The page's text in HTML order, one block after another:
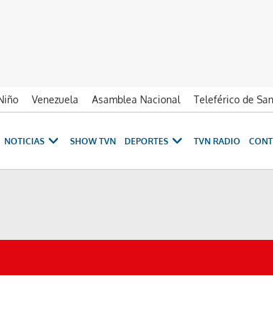
Venezuela Asamblea Nacional Teleférico de
NOTICIAS SHOW TVN DEPORTES TVN RADIO